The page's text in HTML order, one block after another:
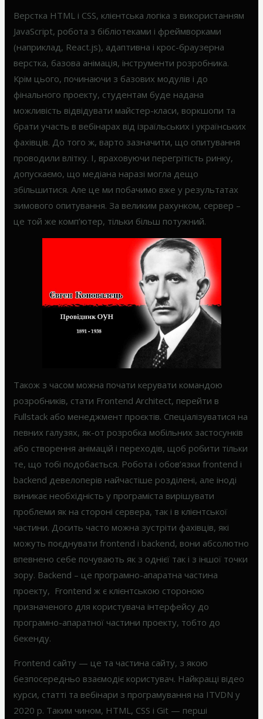
Верстка HTML і CSS, клієнтська логіка з використанням
JavaScript, робота з бібліотеками і фреймворками
(наприклад, React.js), адаптивна і крос-браузерна
верстка, базова анімація, інструменти розробника.
Крім цього, починаючи з базових модулів і до
фінального проекту, студентам буде надана
можливість відвідувати майстер-класи, воркшопи та
брати участь в вебінарах від ізраїльських і українських
фахівців. До того ж, варто зазначити, що опитування
проводили влітку. І, враховуючи перегрітість ринку,
допускаємо, що медіана наразі могла дещо
збільшитися. Але це ми побачимо вже у результатах
зимового опитування. За великим рахунком, сервер –
це той же комп’ютер, тільки більш потужний.
Також з часом можна почати керувати командою
розробників, стати Frontend Architect, перейти в
Fullstack або менеджмент проєктів. Спеціалізуватися на
певних галузях, як-от розробка мобільних застосунків
або створення анімацій і переходів, щоб робити тільки
те, що тобі подобається. Робота і обов’язки frontend і
backend девелоперів найчастіше розділені, але іноді
виникає необхідність у програміста вирішувати
проблеми як на стороні сервера, так і в клієнтської
частини. Досить часто можна зустріти фахівців, які
можуть поєднувати frontend і backend, вони абсолютно
впевнено себе почувають як з однієї так і з іншої точки
зору. Backend – це програмно-апаратна частина
проекту, Frontend ж є клієнтською стороною
призначеного для користувача інтерфейсу до
програмно-апаратної частини проекту, тобто до
бекенду.
Frontend сайту — це та частина сайту, з якою
безпосередньо взаємодіє користувач. Найкращі відео
курси, статті та вебінари з програмування на ITVDN у
2020 р. Таким чином, HTML, CSS і Git — перші